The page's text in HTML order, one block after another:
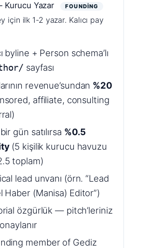
Kurucu Yazar FOUNDING
için ilk 1-2 yazar. Kalıcı pay
byline + Person schema’lı
sayfası
revenue’sundan %20
affiliate, consulting
gün satılırsa %0.5
(5 kişilik kurucu havuzu
toplam)
lead unvanı (örn. “Lead
Haber (Manisa) Editor”)
özgürlük — pitch’leriniz
onaylanır
member of Gediz